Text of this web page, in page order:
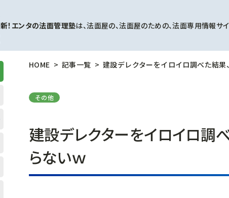
新！エンタの法面管理塾は、法面屋の、法面屋のための、法面専用情報サイ
HOME 記事一覧 建設デレクターをイロイロ調べた結
その他
建設デレクターをイロイロ調
らないｗ